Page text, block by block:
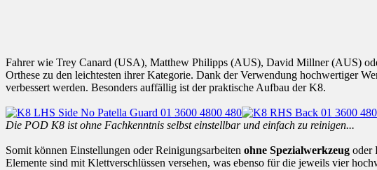
Fahrer wie Trey Canard (USA), Matthew Philipps (AUS), David Millner (AUS)
Orthese zu den leichtesten ihrer Kategorie. Dank der Verwendung hochwertiger
verbessert werden. Besonders auffällig ist der praktische Aufbau der K8.
Die POD K8 ist ohne Fachkenntnis selbst einstellbar und einfach zu reinigen...
Somit können Einstellungen oder Reinigungsarbeiten ohne Spezialwerkzeug oder
Elemente sind mit Klettverschlüssen versehen, was ebenso für die jeweils vier